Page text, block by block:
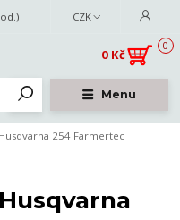
Menu
CZK
0
0 Kč
254 Farmertec